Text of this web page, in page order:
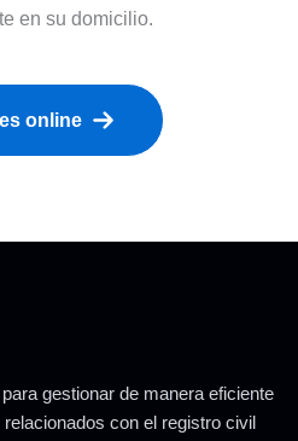
en su domicilio.
online
gestionar de manera eficiente
con el registro civil